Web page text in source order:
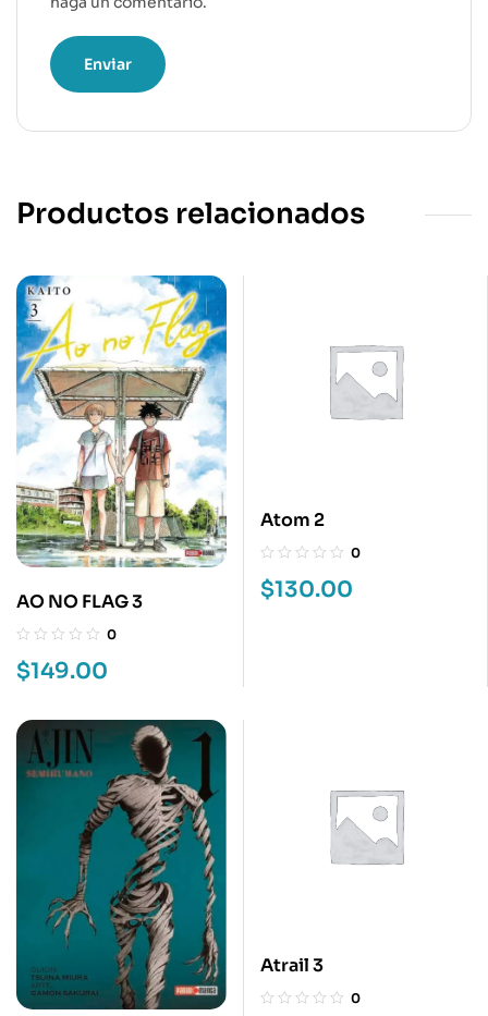
Productos relacionados
AO NO FLAG 3
0
$149.00
Atom 2
0
$130.00
Atrail 3
0